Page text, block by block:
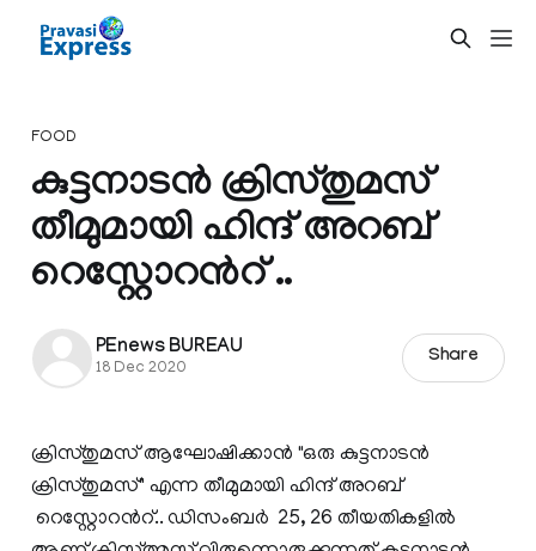
FOOD
കുട്ടനാടൻ ക്രിസ്തുമസ്
തീമുമായി ഹിന്ദ്‌ അറബ്
റെസ്റ്റോറന്‍റ് ..
PEnews BUREAU
18 Dec 2020
Share
ക്രിസ്തുമസ് ആഘോഷിക്കാന്‍ "ഒരു കുട്ടനാടൻ
ക്രിസ്തുമസ്" എന്ന തീമുമായി ഹിന്ദ്‌ അറബ്
റെസ്റ്റോറന്‍റ്.. ഡിസംബര്‍ 25, 26 തീയതികളില്‍